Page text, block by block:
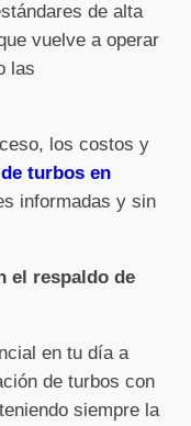
de alta
vuelve a operar
las
los costos y
turbos en
informadas y sin
el respaldo de
en tu día a
de turbos con
siempre la